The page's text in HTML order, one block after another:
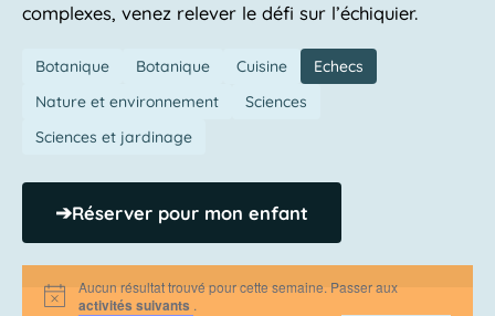
complexes, venez relever le défi sur l’échiquier.
Botanique Botanique Cuisine
Echecs
Nature et environnement
Sciences
Sciences et jardinage
➔Réserver pour mon enfant
Notice
Aucun résultat trouvé pour cette semaine. Passer aux
activités suivants .